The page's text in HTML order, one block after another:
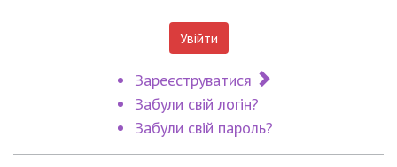
Увійти
Зареєструватися
Забули свій логін?
Забули свій пароль?